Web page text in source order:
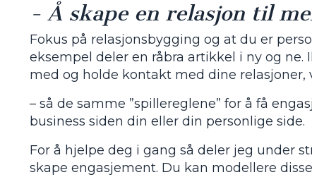
- Å skape en relasjon til
Fokus på relasjonsbygging og at du er
eksempel deler en råbra artikkel i ny og
med og holde kontakt med dine relasjoner,
– så de samme ”spillereglene” for å få
business siden din eller din personlige side.
For å hjelpe deg i gang så deler jeg under
skape engasjement. Du kan modellere